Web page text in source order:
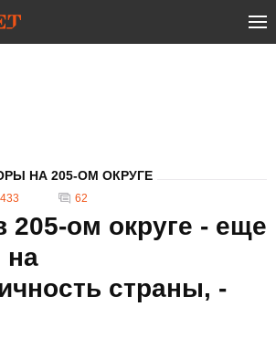
НА 205-ОМ ОКРУГЕ
62
ом округе - еще
на
страны, -